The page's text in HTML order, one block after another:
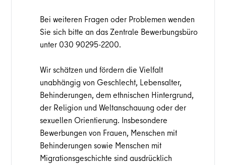
Bei weiteren Fragen oder Problemen wenden
Sie sich bitte an das Zentrale Bewerbungsbüro
unter 030 90295-2200.
Wir schätzen und fördern die Vielfalt
unabhängig von Geschlecht, Lebensalter,
Behinderungen, dem ethnischen Hintergrund,
der Religion und Weltanschauung oder der
sexuellen Orientierung. Insbesondere
Bewerbungen von Frauen, Menschen mit
Behinderungen sowie Menschen mit
Migrationsgeschichte sind ausdrücklich